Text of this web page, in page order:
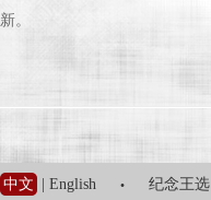
新。
中文 English · 纪念王选